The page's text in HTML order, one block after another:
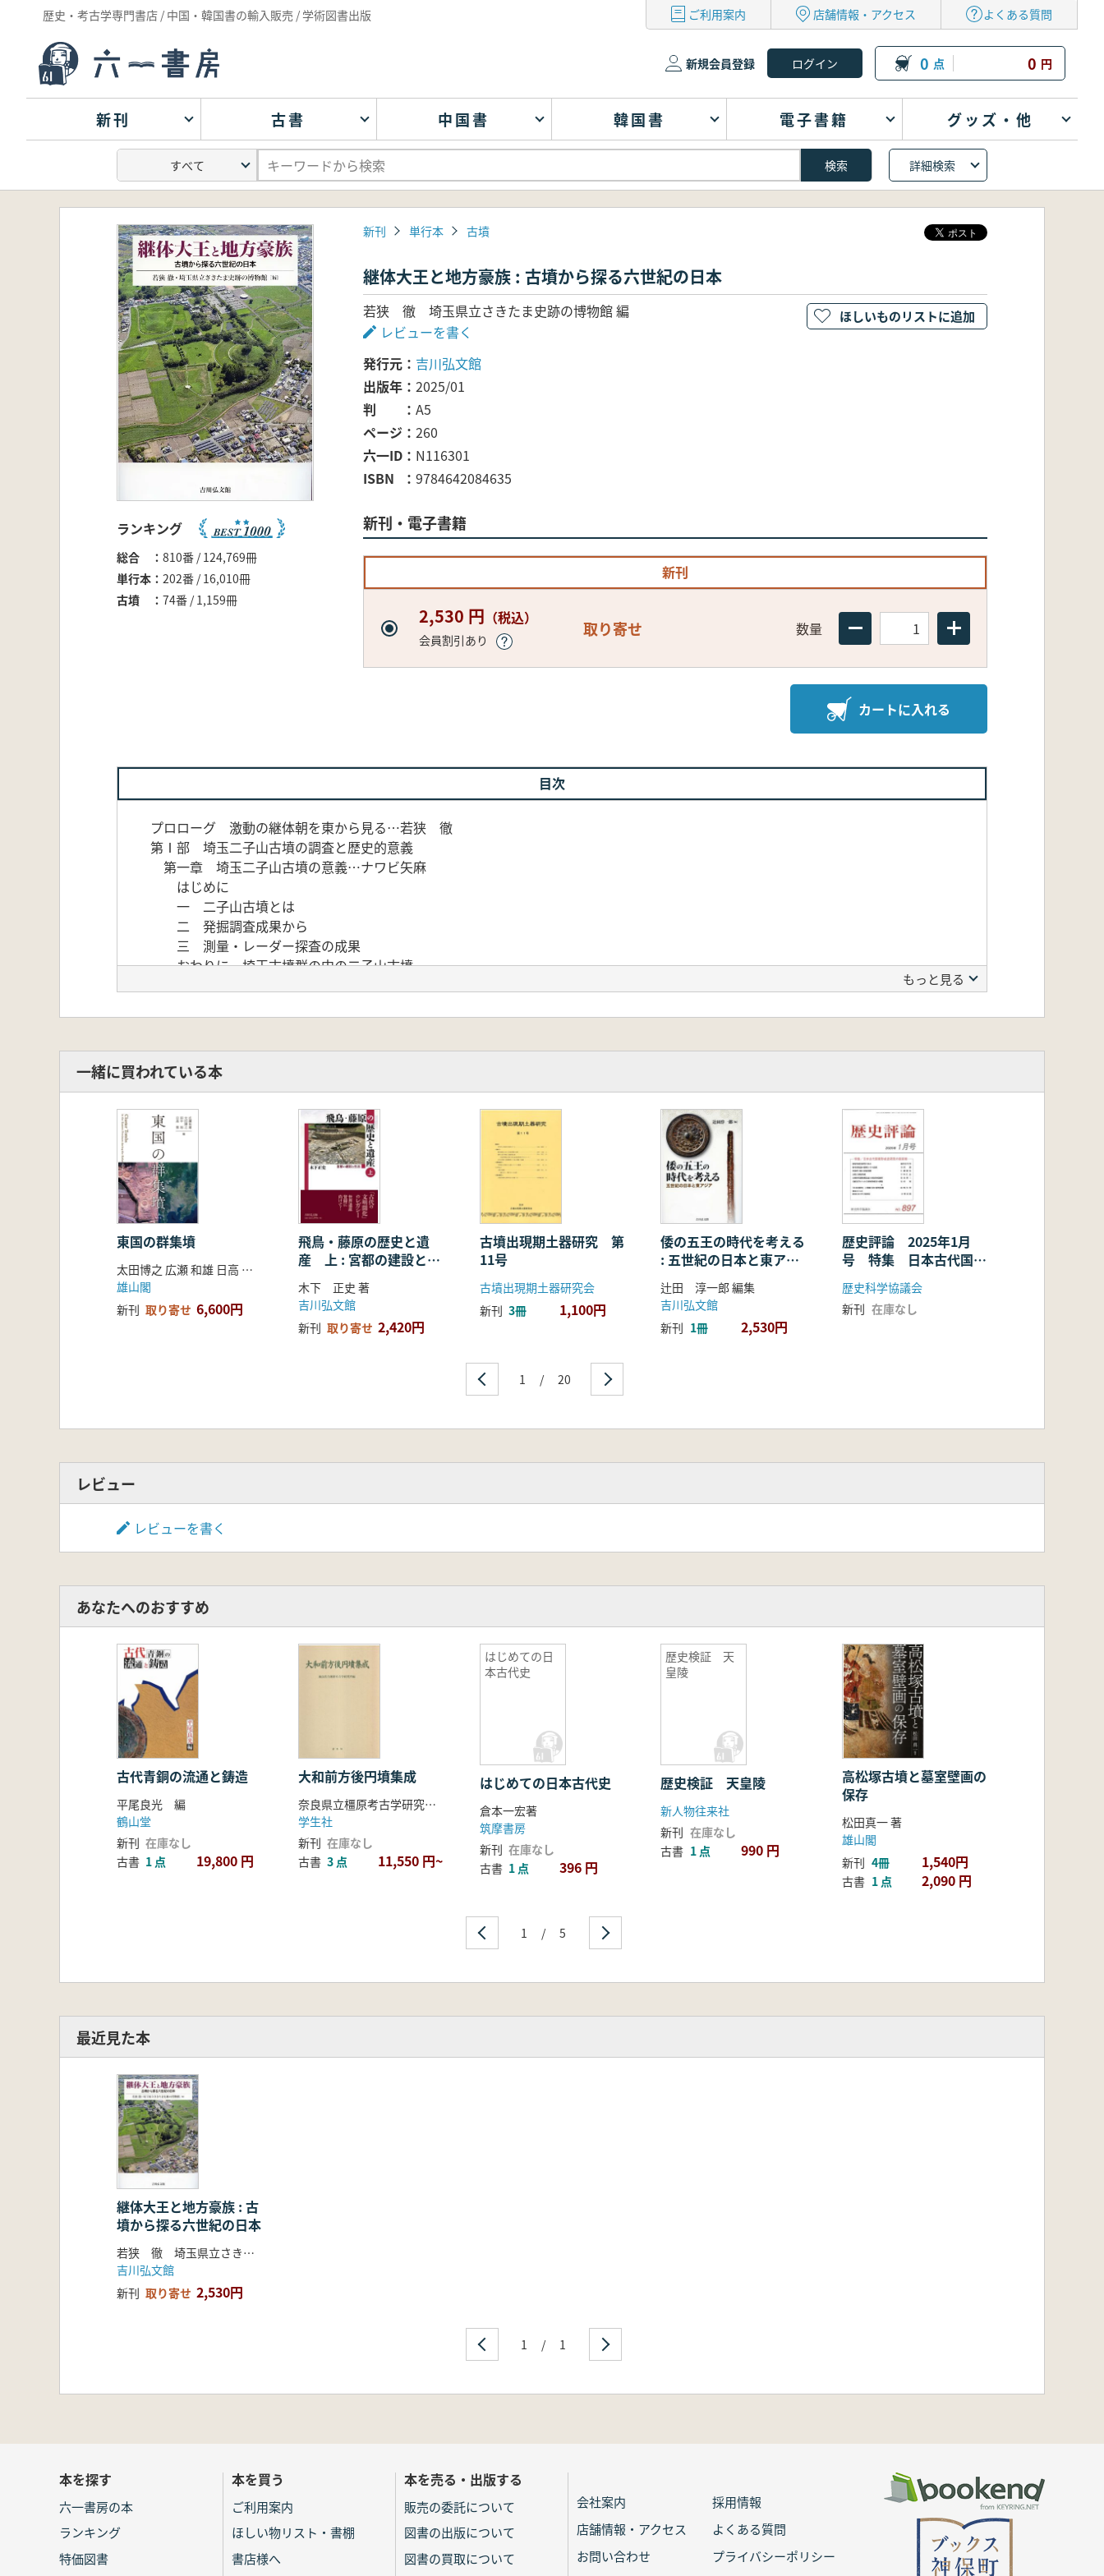
歴史・考古学専門書店 / 中国・韓国書の輸入販売 / 学術図書出版 ご利用案内 店舗情報・アクセス よくある質問
新規会員登録 0 点 0 円
新刊 古書 中国書 韓国書 電子書籍 グッズ・他
詳細検索
ランキング
総合
810番 / 124,769冊
単行本
202番 / 16,010冊
古墳
74番 / 1,159冊
新刊 単行本 古墳
継体大王と地方豪族 : 古墳から探る六世紀の日本
若狭 徹 埼玉県立さきたま史跡の博物館 編
レビューを書く
発行元
吉川弘文館
出版年
2025/01
判
A5
ページ
260
六一ID
N116301
ISBN
9784642084635
新刊・電子書籍
新刊
2,530 円 （税込）
会員割引あり
取り寄せ 数量
カートに入れる
ほしいものリストに追加
目次
プロローグ 激動の継体朝を東から見る…若狭 徹
第Ⅰ部 埼玉二子山古墳の調査と歴史的意義
第一章 埼玉二子山古墳の意義…ナワビ矢麻
はじめに
一 二子山古墳とは
二 発掘調査成果から
三 測量・レーダー探査の成果
おわりに―埼玉古墳群の中の二子山古墳―
一 二子山古墳から出土した土器の特徴
三 六世紀における喪葬儀礼用土器様式の相違
おわりに―二子山古墳以後の喪葬儀礼と土器様式―
はじめに
一 埼玉二子山古墳の墳丘に関する調査・研究史と課題
二 二子山古墳の墳丘に関する分析
三 埼玉稲荷山・鉄砲山古墳の墳丘との比較
四 埼玉二子山古墳の墳丘と武蔵国造
おわりに
第Ⅱ部 継体大王と地方豪族たち
第四章 継体大王墓・今城塚古墳の実像…今西康宏
はじめに
一 今城塚古墳の位置
二 今城塚古墳の調査
四 継体大王の勢力基盤―琵琶湖・淀川水系に分布する考古資料―
一 尾張における地域秩序の形成と背景
第六章 継体期前後の北部九州と岩戸山古墳…辻?田淳一郎
はじめに―「磐井の乱」と「武蔵国造の乱」―
一 岩戸山古墳と被葬者像
三 磐井の乱とその後 博多湾沿岸域/宗像地域
おわりに
はじめに
一 継体朝の倭王権
二 地域豪族のあり方
三 武蔵国造の乱
おわりに
第八章 古墳からみた継体期前後の東国像…若狭 徹
はじめに―継体朝前史―
二 継体期の考古学的特質
三 七輿山古墳の成立背景
四 埼玉二子山古墳の位置付けと武蔵国造の乱
五 屯倉の設置とその経営
一 埼玉二子山古墳出現の前提(稲荷山古墳築造の意義)
もっと見る
一緒に買われている本
東国の群集墳
太田博之 広瀬 和雄 日高 慎 田中 裕 編集
雄山閣
新刊 取り寄せ 6,600円
飛鳥・藤原の歴史と遺
産 上 : 宮都の建設と生
活
木下 正史 著
吉川弘文館
新刊 取り寄せ 2,420円
古墳出現期土器研究 第
11号
古墳出現期土器研究会
新刊 3冊 1,100円
倭の五王の時代を考える
: 五世紀の日本と東アジ
ア
辻田 淳一郎 編集
吉川弘文館
新刊 1冊 2,530円
歴史評論 2025年1月
号 特集 日本古代国家
形成史研究の最前線
歴史科学協議会
新刊 在庫なし
1 / 20
レビュー
レビューを書く
あなたへのおすすめ
古代青銅の流通と鋳造
平尾良光 編
鶴山堂
新刊 在庫なし
古書 1 点 19,800 円
大和前方後円墳集成
奈良県立橿原考古学研究所 編
学生社
新刊 在庫なし
古書 3 点 11,550 円~
はじめての日
本古代史
はじめての日本古代史
倉本一宏著
筑摩書房
新刊 在庫なし
古書 1 点 396 円
歴史検証 天
皇陵
歴史検証 天皇陵
新人物往来社
新刊 在庫なし
古書 1 点 990 円
高松塚古墳と墓室壁画の
保存
松田真一 著
雄山閣
新刊 4冊 1,540円
古書 1 点 2,090 円
1 / 5
最近見た本
継体大王と地方豪族 : 古
墳から探る六世紀の日本
若狭 徹 埼玉県立さきたま史跡の博物館 編
吉川弘文館
新刊 取り寄せ 2,530円
1 / 1
本を探す
六一書房の本
ランキング
特価図書
本を買う
ご利用案内
ほしい物リスト・書棚
書店様へ
本を売る・出版する
販売の委託について
図書の出版について
図書の買取について
会社案内
採用情報
店舗情報・アクセス
よくある質問
お問い合わせ
プライバシーポリシー